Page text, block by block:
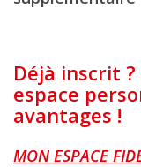
Déjà inscrit
espace
avantages !
MON ESPACE